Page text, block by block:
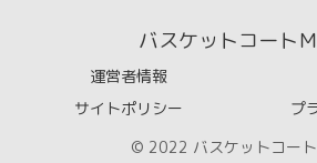
バスケットコート
運営者情報
サイトポリシー
プ
© 2022 バスケットコー